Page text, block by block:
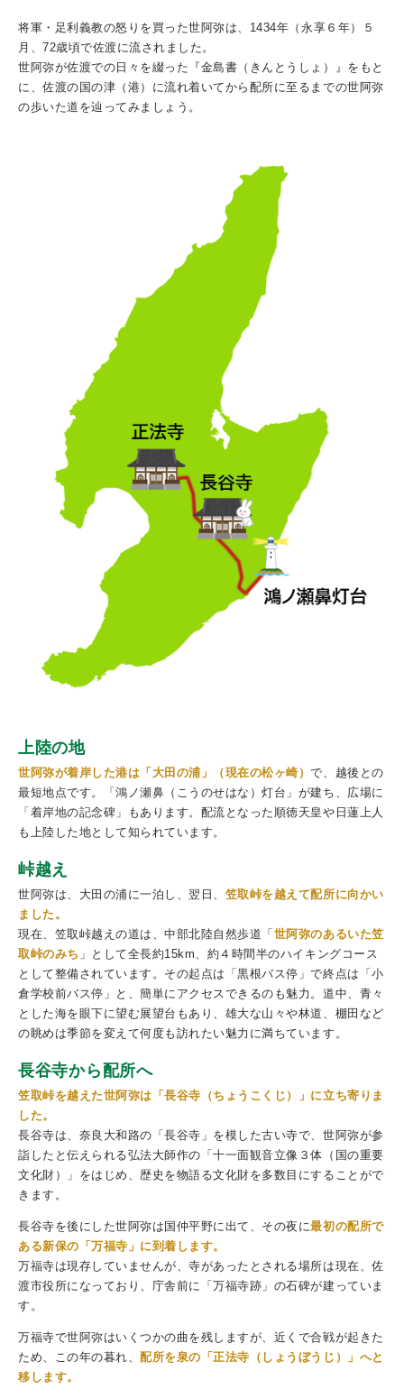
将軍・足利義教の怒りを買った世阿弥は、1434年（永享６年）５
月、72歳頃で佐渡に流されました。
世阿弥が佐渡での日々を綴った『金島書（きんとうしょ）』をもと
に、佐渡の国の津（港）に流れ着いてから配所に至るまでの世阿弥
の歩いた道を辿ってみましょう。
上陸の地
世阿弥が着岸した港は「大田の浦」（現在の松ヶ崎）で、越後との
最短地点です。「鴻ノ瀬鼻（こうのせはな）灯台」が建ち、広場に
「着岸地の記念碑」もあります。配流となった順徳天皇や日蓮上人
も上陸した地として知られています。
峠越え
世阿弥は、大田の浦に一泊し、翌日、 笠取峠を越えて配所に向かい
ました。
現在、笠取峠越えの道は、中部北陸自然歩道「 世阿弥のあるいた笠
取峠のみち 」として全長約15km、約４時間半のハイキングコース
として整備されています。その起点は「黒根バス停」で終点は「小
倉学校前バス停」と、簡単にアクセスできるのも魅力。道中、青々
とした海を眼下に望む展望台もあり、雄大な山々や林道、棚田など
の眺めは季節を変えて何度も訪れたい魅力に満ちています。
長谷寺から配所へ
笠取峠を越えた世阿弥は「長谷寺（ちょうこくじ）」に立ち寄りま
した。
長谷寺は、奈良大和路の「長谷寺」を模した古い寺で、世阿弥が参
詣したと伝えられる弘法大師作の「十一面観音立像３体（国の重要
文化財）」をはじめ、歴史を物語る文化財を多数目にすることがで
きます。
長谷寺を後にした世阿弥は国仲平野に出て、その夜に最初の配所で
ある新保の「万福寺」に到着します。
万福寺は現存していませんが、寺があったとされる場所は現在、佐
渡市役所になっており、庁舎前に「万福寺跡」の石碑が建っていま
す。
万福寺で世阿弥はいくつかの曲を残しますが、近くで合戦が起きた
ため、この年の暮れ、配所を泉の「正法寺（しょうぼうじ）」へと
移します。